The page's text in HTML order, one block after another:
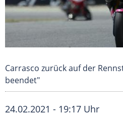
Carrasco zurück auf der
beendet"
24.02.2021 - 19:17 Uhr